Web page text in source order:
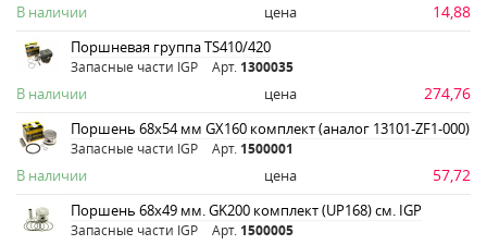
В наличии цена 14,88
Поршневая группа ТS410/420
Запасные части IGP Арт. 1300035
В наличии цена 274,76
Поршень 68х54 мм GX160 комплект (аналог 13101-ZF1-000)
Запасные части IGP Арт. 1500001
В наличии цена 57,72
Поршень 68х49 мм. GK200 комплект (UP168) см. IGP
Запасные части IGP Арт. 1500005